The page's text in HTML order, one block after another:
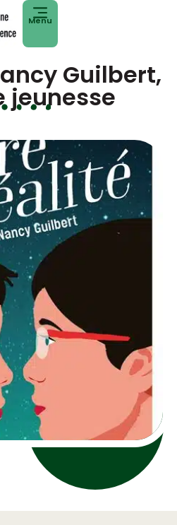
Menu
Guilbert,
jeunesse